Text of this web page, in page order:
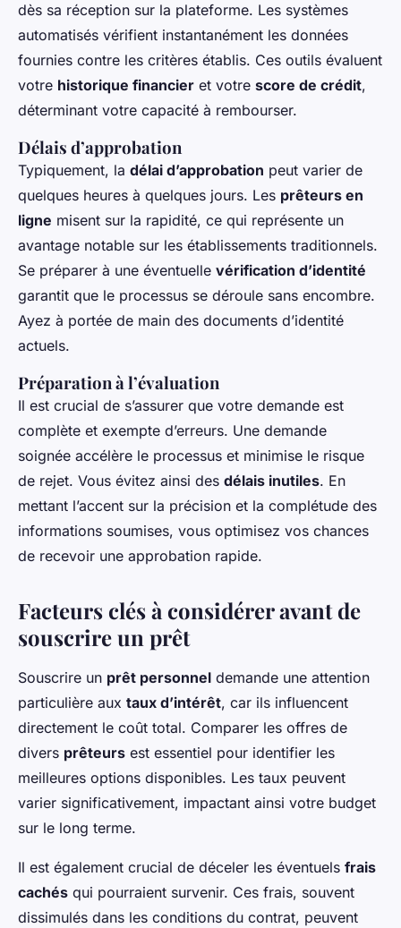
dès sa réception sur la plateforme. Les systèmes
automatisés vérifient instantanément les données
fournies contre les critères établis. Ces outils évaluent
votre historique financier et votre score de crédit,
déterminant votre capacité à rembourser.
Délais d’approbation
Typiquement, la délai d’approbation peut varier de
quelques heures à quelques jours. Les prêteurs en
ligne misent sur la rapidité, ce qui représente un
avantage notable sur les établissements traditionnels.
Se préparer à une éventuelle vérification d’identité
garantit que le processus se déroule sans encombre.
Ayez à portée de main des documents d’identité
actuels.
Préparation à l’évaluation
Il est crucial de s’assurer que votre demande est
complète et exempte d’erreurs. Une demande
soignée accélère le processus et minimise le risque
de rejet. Vous évitez ainsi des délais inutiles. En
mettant l’accent sur la précision et la complétude des
informations soumises, vous optimisez vos chances
de recevoir une approbation rapide.
Facteurs clés à considérer avant de
souscrire un prêt
Souscrire un prêt personnel demande une attention
particulière aux taux d’intérêt, car ils influencent
directement le coût total. Comparer les offres de
divers prêteurs est essentiel pour identifier les
meilleures options disponibles. Les taux peuvent
varier significativement, impactant ainsi votre budget
sur le long terme.
Il est également crucial de déceler les éventuels frais
cachés qui pourraient survenir. Ces frais, souvent
dissimulés dans les conditions du contrat, peuvent